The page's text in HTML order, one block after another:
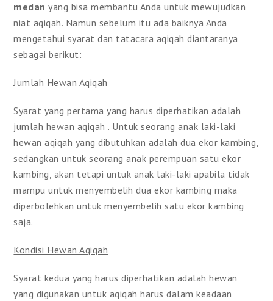
medanyang bisa membantu Anda untuk mewujudkan
niat aqiqah. Namun sebelum itu ada baiknya Anda
mengetahui syarat dan tatacara aqiqah diantaranya
sebagai berikut:
Jumlah Hewan Aqiqah
Syarat yang pertama yang harus diperhatikan adalah
jumlah hewan aqiqah . Untuk seorang anak laki-laki
hewan aqiqah yang dibutuhkan adalah dua ekor kambing,
sedangkan untuk seorang anak perempuan satu ekor
kambing, akan tetapi untuk anak laki-laki apabila tidak
mampu untuk menyembelih dua ekor kambing maka
diperbolehkan untuk menyembelih satu ekor kambing
saja.
Kondisi Hewan Aqiqah
Syarat kedua yang harus diperhatikan adalah hewan
yang digunakan untuk aqiqah harus dalam keadaan